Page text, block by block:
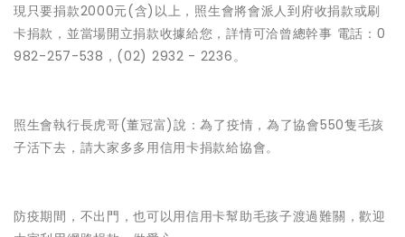
現只要捐款2000元(含)以上，照生會將會派人到府收捐款或刷
卡捐款，並當場開立捐款收據給您，詳情可洽曾總幹事 電話：0
982-257-538，(02) 2932 - 2236。
照生會執行長虎哥(董冠富)說：為了疫情，為了協會550隻毛孩
子活下去，請大家多多用信用卡捐款給協會。
防疫期間，不出門，也可以用信用卡幫助毛孩子渡過難關，歡迎